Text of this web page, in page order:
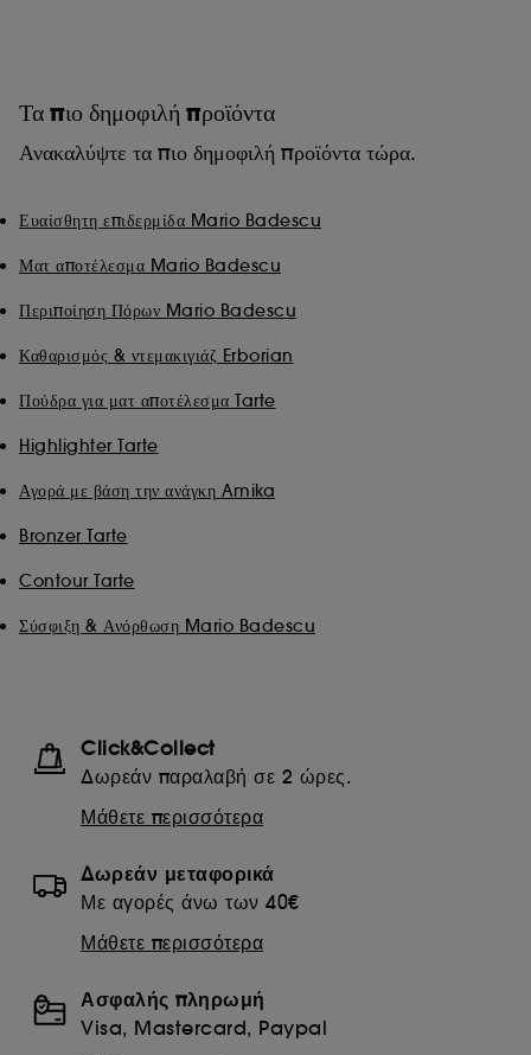
Τα πιο δημοφιλή προϊόντα
Ανακαλύψτε τα πιο δημοφιλή προϊόντα τώρα.
Ευαίσθητη επιδερμίδα Mario Badescu
Ματ αποτέλεσμα Mario Badescu
Περιποίηση Πόρων Mario Badescu
Καθαρισμός & ντεμακιγιάζ Erborian
Πούδρα για ματ αποτέλεσμα Tarte
Highlighter Tarte
Αγορά με βάση την ανάγκη Amika
Bronzer Tarte
Contour Tarte
Σύσφιξη & Ανόρθωση Mario Badescu
Click&Collect
Δωρεάν παραλαβή σε 2 ώρες.
Μάθετε περισσότερα
Δωρεάν μεταφορικά
Με αγορές άνω των 40€
Μάθετε περισσότερα
Ασφαλής πληρωμή
Visa, Mastercard, Paypal